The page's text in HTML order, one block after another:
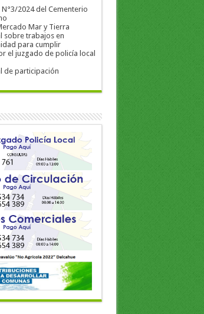
2024 del Cementerio
Mar y Tierra
sobre trabajos en
para cumplir
el juzgado de policía local
de participación